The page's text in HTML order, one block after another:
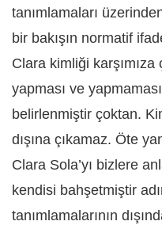
tanımlamaları
bir bakışın normatif
Clara kimliği
yapması ve
belirlenmiştir çoktan.
dışına çıkamaz. Öte
Clara Sola’yı bizlere
kendisi bahşetmiştir
tanımlamalarının